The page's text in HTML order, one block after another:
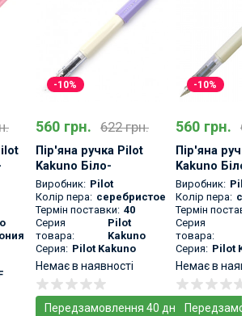
-10%
560 грн. 622 грн.
Пір'яна ручка Pilot
Kakuno Біло-
Фіолетова
Виробник: Pilot
Колір пера: серебристое
Термін поставки: 40
Серия
товара:
Pilot
Kakuno
Серия: Pilot Kakuno
Немає в наявності
Передзамовлення 40 днів
-10%
560 грн.
Пір'яна
Kakuno
Виробник:
Колір пера:
Термін
Серия
товара:
Серия: Pilot
Немає в